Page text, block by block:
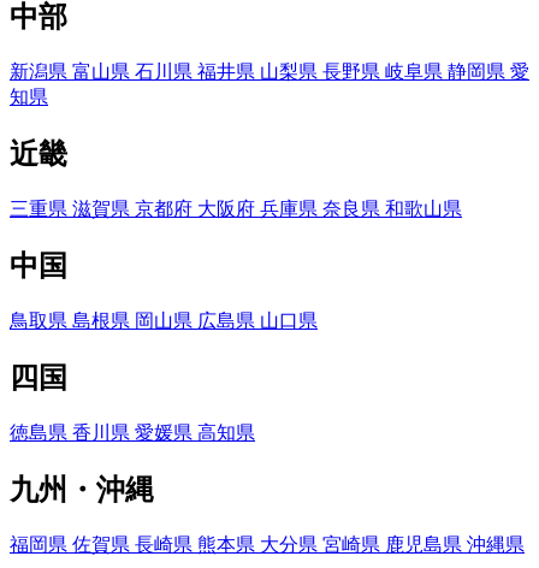
中部
新潟県 富山県 石川県 福井県 山梨県 長野県 岐阜県 静岡県 愛
知県
近畿
三重県 滋賀県 京都府 大阪府 兵庫県 奈良県 和歌山県
中国
鳥取県 島根県 岡山県 広島県 山口県
四国
徳島県 香川県 愛媛県 高知県
九州・沖縄
福岡県 佐賀県 長崎県 熊本県 大分県 宮崎県 鹿児島県 沖縄県